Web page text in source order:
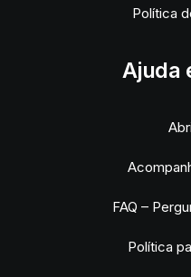
Política
Ajuda
FAQ –
Política